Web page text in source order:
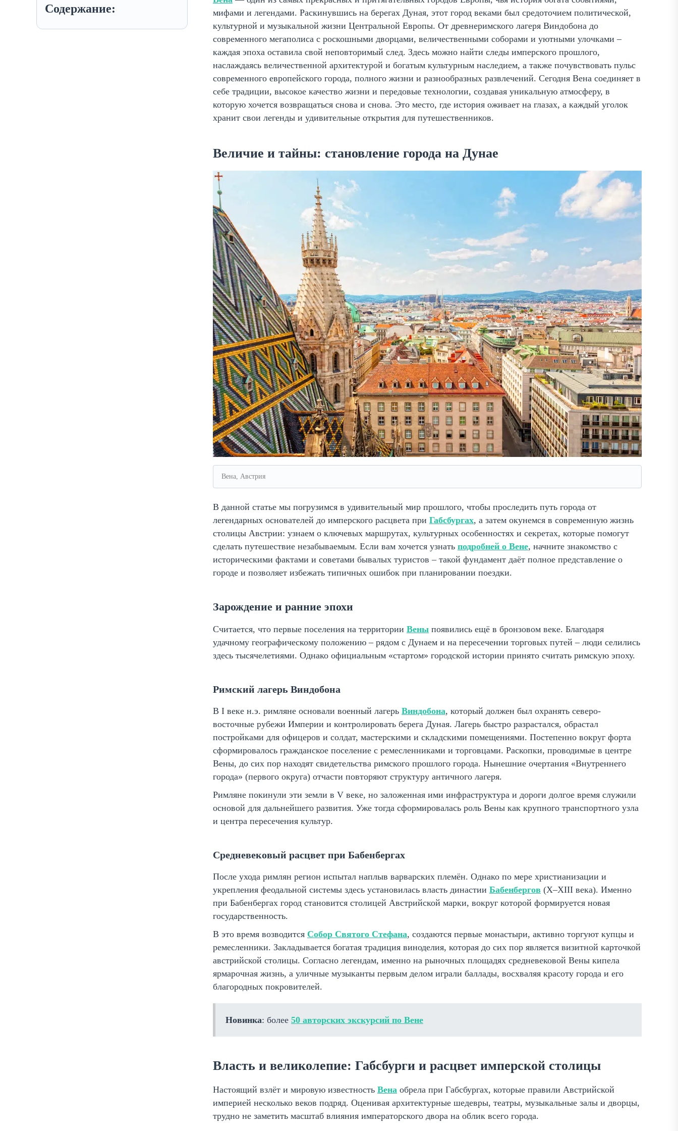
Содержание:
мифами и легендами. Раскинувшись на берегах Дуная, этот город веками был средоточием политической,
культурной и музыкальной жизни Центральной Европы. От древнеримского лагеря Виндобона до
современного мегаполиса с роскошными дворцами, величественными соборами и уютными улочками –
каждая эпоха оставила свой неповторимый след. Здесь можно найти следы имперского прошлого,
наслаждаясь величественной архитектурой и богатым культурным наследием, а также почувствовать пульс
современного европейского города, полного жизни и разнообразных развлечений. Сегодня Вена соединяет в
себе традиции, высокое качество жизни и передовые технологии, создавая уникальную атмосферу, в
которую хочется возвращаться снова и снова. Это место, где история оживает на глазах, а каждый уголок
хранит свои легенды и удивительные открытия для путешественников.
Величие и тайны: становление города на Дунае
Вена, Австрия
В данной статье мы погрузимся в удивительный мир прошлого, чтобы проследить путь города от
легендарных основателей до имперского расцвета при Габсбургах, а затем окунемся в современную жизнь
столицы Австрии: узнаем о ключевых маршрутах, культурных особенностях и секретах, которые помогут
сделать путешествие незабываемым. Если вам хочется узнать подробней о Вене, начните знакомство с
историческими фактами и советами бывалых туристов – такой фундамент даёт полное представление о
городе и позволяет избежать типичных ошибок при планировании поездки.
Зарождение и ранние эпохи
Считается, что первые поселения на территории Вены появились ещё в бронзовом веке. Благодаря
удачному географическому положению – рядом с Дунаем и на пересечении торговых путей – люди селились
здесь тысячелетиями. Однако официальным «стартом» городской истории принято считать римскую эпоху.
Римский лагерь Виндобона
В I веке н.э. римляне основали военный лагерь Виндобона, который должен был охранять северо-
восточные рубежи Империи и контролировать берега Дуная. Лагерь быстро разрастался, обрастал
постройками для офицеров и солдат, мастерскими и складскими помещениями. Постепенно вокруг форта
сформировалось гражданское поселение с ремесленниками и торговцами. Раскопки, проводимые в центре
Вены, до сих пор находят свидетельства римского прошлого города. Нынешние очертания «Внутреннего
города» (первого округа) отчасти повторяют структуру античного лагеря.
Римляне покинули эти земли в V веке, но заложенная ими инфраструктура и дороги долгое время служили
основой для дальнейшего развития. Уже тогда сформировалась роль Вены как крупного транспортного узла
и центра пересечения культур.
Средневековый расцвет при Бабенбергах
После ухода римлян регион испытал наплыв варварских племён. Однако по мере христианизации и
укрепления феодальной системы здесь установилась власть династии Бабенбергов (X–XIII века). Именно
при Бабенбергах город становится столицей Австрийской марки, вокруг которой формируется новая
государственность.
В это время возводится Собор Святого Стефана, создаются первые монастыри, активно торгуют купцы и
ремесленники. Закладывается богатая традиция виноделия, которая до сих пор является визитной карточкой
австрийской столицы. Согласно легендам, именно на рыночных площадях средневековой Вены кипела
ярмарочная жизнь, а уличные музыканты первым делом играли баллады, восхваляя красоту города и его
благородных покровителей.
Новинка: более 50 авторских экскурсий по Вене
Власть и великолепие: Габсбурги и расцвет имперской столицы
Настоящий взлёт и мировую известность Вена обрела при Габсбургах, которые правили Австрийской
империей несколько веков подряд. Оценивая архитектурные шедевры, театры, музыкальные залы и дворцы,
трудно не заметить масштаб влияния императорского двора на облик всего города.